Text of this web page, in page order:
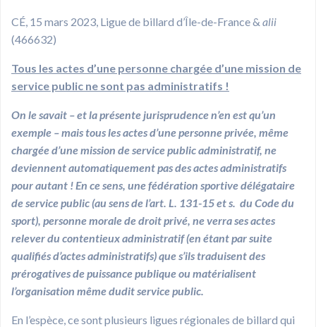
CÉ, 15 mars 2023, Ligue de billard d’Île-de-France & alii
(466632)
Tous les actes d’une personne chargée d’une mission de
service public ne sont pas administratifs !
On le savait – et la présente jurisprudence n’en est qu’un
exemple – mais tous les actes d’une personne privée, même
chargée d’une mission de service public administratif, ne
deviennent automatiquement pas des actes administratifs
pour autant ! En ce sens, une fédération sportive délégataire
de service public (au sens de l’art. L. 131-15 et s. du Code du
sport), personne morale de droit privé, ne verra ses actes
relever du contentieux administratif (en étant par suite
qualifiés d’actes administratifs) que s’ils traduisent des
prérogatives de puissance publique ou matérialisent
l’organisation même dudit service public.
En l’espèce, ce sont plusieurs ligues régionales de billard qui